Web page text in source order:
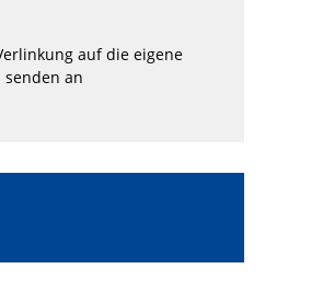
auf die eigene
an